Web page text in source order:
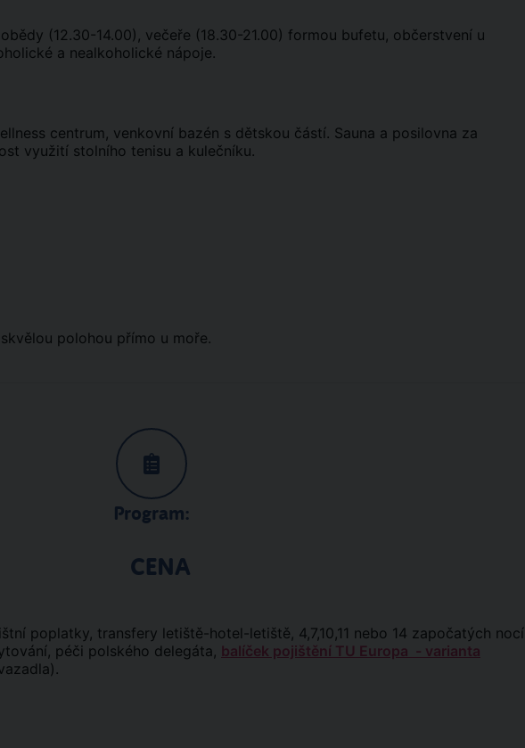
(12.30-14.00), večeře (18.30-21.00) formou bufetu, občerstvení u
a nealkoholické nápoje.
centrum, venkovní bazén s dětskou částí. Sauna a posilovna za
využití stolního tenisu a kulečníku.
polohou přímo u moře.
Program:
CENA
poplatky, transfery letiště-hotel-letiště, 4,7,10,11 nebo 14 započatých nocí
péči polského delegáta, balíček pojištění TU Europa - varianta